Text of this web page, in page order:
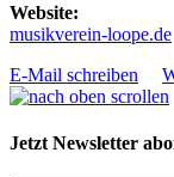
Website:
musikverein-loope.de
E-Mail schreiben
Jetzt Newsletter